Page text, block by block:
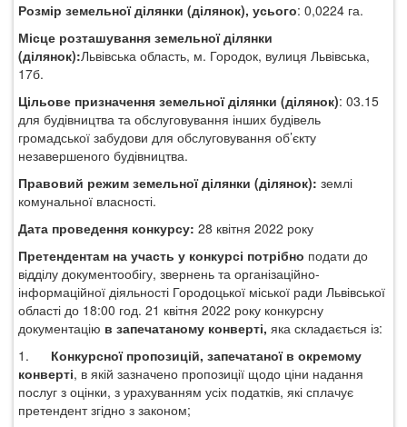
Розмір земельної ділянки (ділянок), усього: 0,0224 га.
Місце розташування земельної ділянки
(ділянок):Львівська область, м. Городок, вулиця Львівська,
17б.
Цільове призначення земельної ділянки (ділянок): 03.15
для будівництва та обслуговування інших будівель
громадської забудови для обслуговування об’єкту
незавершеного будівництва.
Правовий режим земельної ділянки (ділянок): землі
комунальної власності.
Дата проведення конкурсу: 28 квітня 2022 року
Претендентам на участь у конкурсі потрібно подати до
відділу документообігу, звернень та організаційно-
інформаційної діяльності Городоцької міської ради Львівської
області до 18:00 год. 21 квітня 2022 року конкурсну
документацію в запечатаному конверті, яка складається із:
1.
Конкурсної пропозицій, запечатаної в окремому
конверті, в якій зазначено пропозиції щодо ціни надання
послуг з оцінки, з урахуванням усіх податків, які сплачує
претендент згідно з законом;